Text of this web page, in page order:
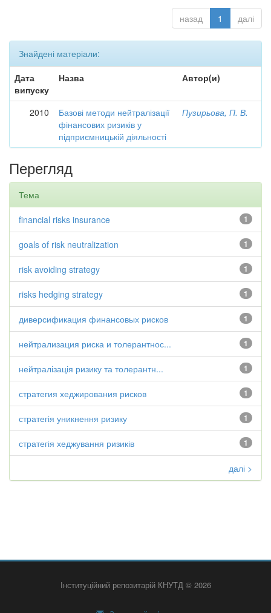
назад 1 далі
Знайдені матеріали:
Дата
випуску
Назва Автор(и)
2010
Базові методи нейтралізації
фінансових ризиків у
підприємницькій діяльності
Пузирьова, П. В.
Перегляд
Тема
1
financial risks insurance
1
goals of risk neutralization
1
risk avoiding strategy
1
risks hedging strategy
1
диверсификация финансовых рисков
1
нейтрализация риска и толерантнос...
1
нейтралізація ризику та толерантн...
1
стратегия хеджирования рисков
1
стратегія уникнення ризику
1
стратегія хеджування ризиків
далі >
Інституційний репозитарій КНУТД © 2026